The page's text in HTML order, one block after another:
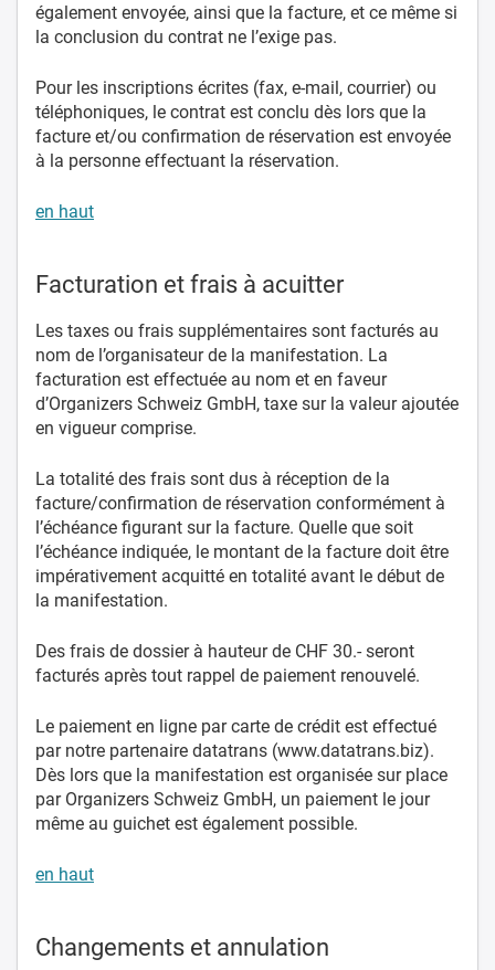
également envoyée, ainsi que la facture, et ce même si
la conclusion du contrat ne l’exige pas.
Pour les inscriptions écrites (fax, e-mail, courrier) ou
téléphoniques, le contrat est conclu dès lors que la
facture et/ou confirmation de réservation est envoyée
à la personne effectuant la réservation.
en haut
Facturation et frais à acuitter
Les taxes ou frais supplémentaires sont facturés au
nom de l’organisateur de la manifestation. La
facturation est effectuée au nom et en faveur
d’Organizers Schweiz GmbH, taxe sur la valeur ajoutée
en vigueur comprise.
La totalité des frais sont dus à réception de la
facture/confirmation de réservation conformément à
l’échéance figurant sur la facture. Quelle que soit
l’échéance indiquée, le montant de la facture doit être
impérativement acquitté en totalité avant le début de
la manifestation.
Des frais de dossier à hauteur de CHF 30.- seront
facturés après tout rappel de paiement renouvelé.
Le paiement en ligne par carte de crédit est effectué
par notre partenaire datatrans (www.datatrans.biz).
Dès lors que la manifestation est organisée sur place
par Organizers Schweiz GmbH, un paiement le jour
même au guichet est également possible.
en haut
Changements et annulation